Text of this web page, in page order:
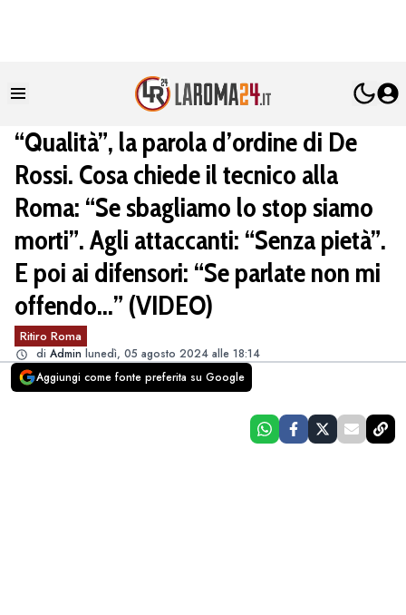
“Qualità”, la parola d’ordine di De
Rossi. Cosa chiede il tecnico alla
Roma: “Se sbagliamo lo stop siamo
morti”. Agli attaccanti: “Senza pietà”.
E poi ai difensori: “Se parlate non mi
offendo…” (VIDEO)
Ritiro Roma
di Admin lunedì, 05 agosto 2024 alle 18:14
Aggiungi come fonte preferita su Google